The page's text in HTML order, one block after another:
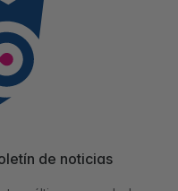
de noticias